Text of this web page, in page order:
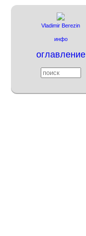
Vladimir Berezin
инфо
оглавление